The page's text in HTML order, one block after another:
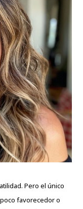
Pero el único
favorecedor o